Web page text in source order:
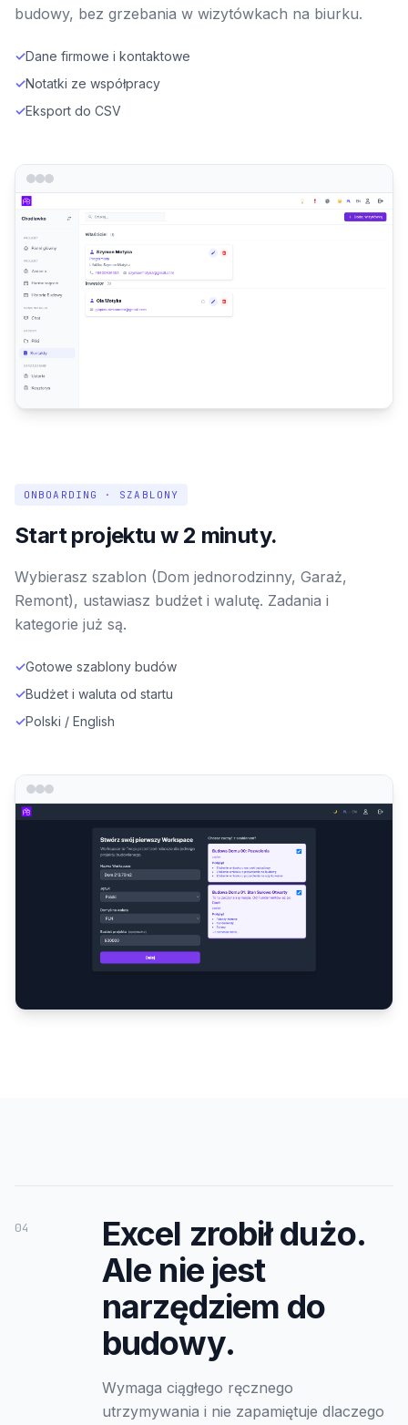
budowy, bez grzebania w wizytówkach na biurku.
✓Dane firmowe i kontaktowe
✓Notatki ze współpracy
✓Eksport do CSV
ONBOARDING · SZABLONY
Start projektu w 2 minuty.
Wybierasz szablon (Dom jednorodzinny, Garaż,
Remont), ustawiasz budżet i walutę. Zadania i
kategorie już są.
✓Gotowe szablony budów
✓Budżet i waluta od startu
✓Polski / English
04
Excel zrobił dużo.
Ale nie jest
narzędziem do
budowy.
Wymaga ciągłego ręcznego
utrzymywania i nie zapamiętuje dlaczego